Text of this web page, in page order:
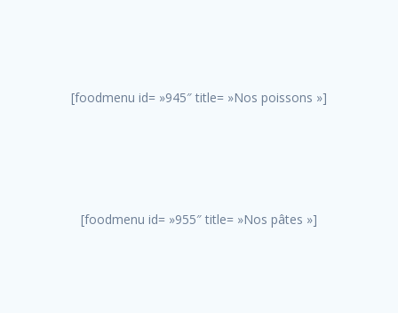
[foodmenu id= »945″ title= »Nos poissons »]
[foodmenu id= »955″ title= »Nos pâtes »]